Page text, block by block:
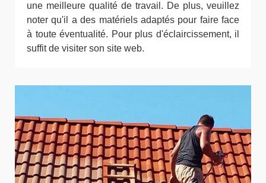
une meilleure qualité de travail. De plus, veuillez
noter qu'il a des matériels adaptés pour faire face
à toute éventualité. Pour plus d'éclaircissement, il
suffit de visiter son site web.